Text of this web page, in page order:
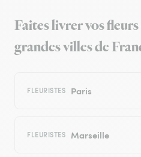
Faites livrer vos
grandes villes de
FLEURISTES Paris
FLEURISTES Marseille